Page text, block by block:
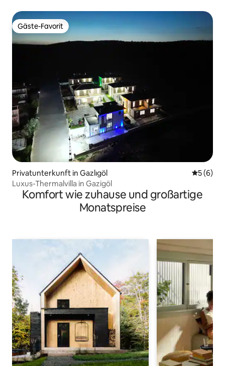
Gäste-Favorit
Gäste-Favorit
Privatunterkunft in Gazlıgöl
5 (6)
Luxus-Thermalvilla in Gazigöl
Komfort wie zuhause und großartige
Monatspreise